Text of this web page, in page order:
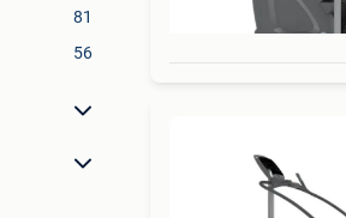
81
56